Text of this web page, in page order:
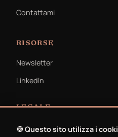
Contattami
RISORSE
Newsletter
LinkedIn
LEGALE
Privacy Policy
🍪 Questo sito utilizza i